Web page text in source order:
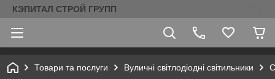
КЭПИТАЛ СТРОЙ ГРУПП
Товари та послуги Вуличні світлодіодні світильники